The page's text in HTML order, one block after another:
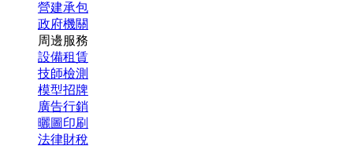
營建承包
政府機關
周邊服務
設備租賃
技師檢測
模型招牌
廣告行銷
曬圖印刷
法律財稅